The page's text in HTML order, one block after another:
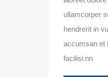
ullamcorper
hendrerit in
accumsan et
facilisi.nn